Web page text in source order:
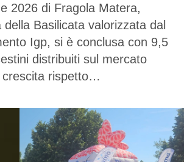
2026 di Fragola Matera,
della Basilicata valorizzata dal
Igp, si è conclusa con 9,5
distribuiti sul mercato
crescita rispetto…